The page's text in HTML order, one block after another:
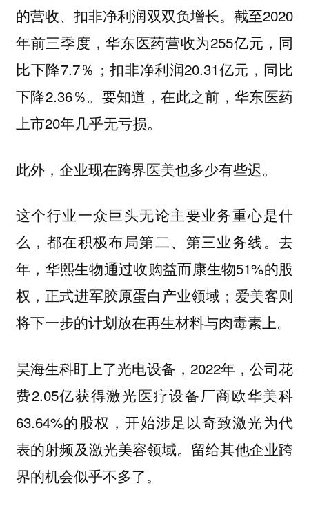
的营收、扣非净利润双双负增长。截至2020
年前三季度，华东医药营收为255亿元，同
比下降7.7％；扣非净利润20.31亿元，同比
下降2.36％。要知道，在此之前，华东医药
上市20年几乎无亏损。
此外，企业现在跨界医美也多少有些迟。
这个行业一众巨头无论主要业务重心是什
么，都在积极布局第二、第三业务线。去
年，华熙生物通过收购益而康生物51%的股
权，正式进军胶原蛋白产业领域；爱美客则
将下一步的计划放在再生材料与肉毒素上。
昊海生科盯上了光电设备，2022年，公司花
费2.05亿获得激光医疗设备厂商欧华美科
63.64%的股权，开始涉足以奇致激光为代
表的射频及激光美容领域。留给其他企业跨
界的机会似乎不多了。